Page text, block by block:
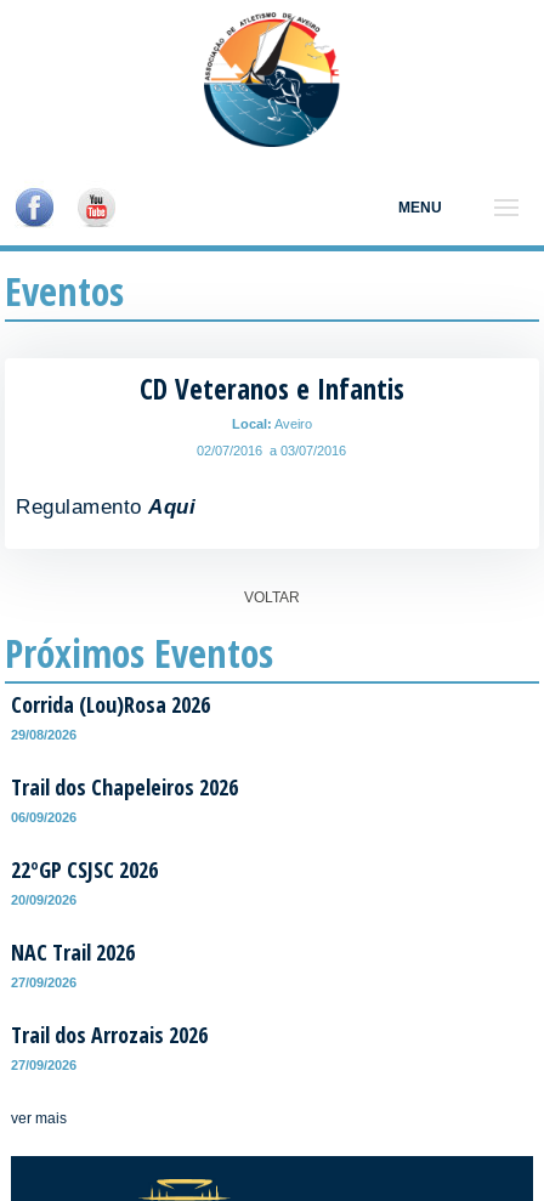
MENU
Eventos
CD Veteranos e Infantis
Local: Aveiro
02/07/2016 a 03/07/2016
RegulamentoAqui
VOLTAR
Próximos Eventos
Corrida (Lou)Rosa 2026
29/08/2026
Trail dos Chapeleiros 2026
06/09/2026
22ºGP CSJSC 2026
20/09/2026
NAC Trail 2026
27/09/2026
Trail dos Arrozais 2026
27/09/2026
ver mais